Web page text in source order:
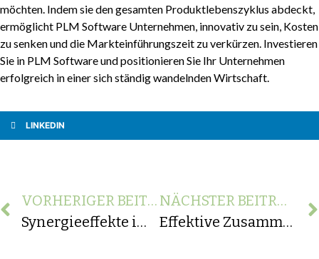
möchten. Indem sie den gesamten Produktlebenszyklus abdeckt,
ermöglicht PLM Software Unternehmen, innovativ zu sein, Kosten
zu senken und die Markteinführungszeit zu verkürzen. Investieren
Sie in PLM Software und positionieren Sie Ihr Unternehmen
erfolgreich in einer sich ständig wandelnden Wirtschaft.
LINKEDIN
VORHERIGER BEITRAG
Synergieeffekte im Softwareentwicklungsprozess: DevOps und Agile als ideales Duo
NÄCHSTER BEITRAG
Effektive Zusammenarbeit in Remote-Teams: Eine eingehende Analyse von Kollaborationssoftware